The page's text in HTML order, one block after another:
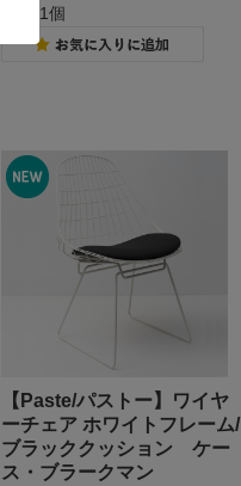
在庫 1個
【Paste/パストー】ワイヤ
ーチェア ホワイトフレーム/
ブラッククッション ケー
ス・ブラークマン